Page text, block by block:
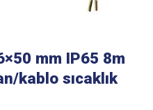
mm IP65 8m
kablo sıcaklık